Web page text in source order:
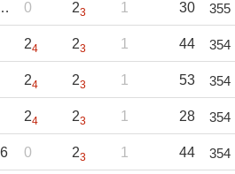
0 23 1 30 355
24 23 1 44 354
24 23 1 53 354
24 23 1 28 354
0 23 1 44 354